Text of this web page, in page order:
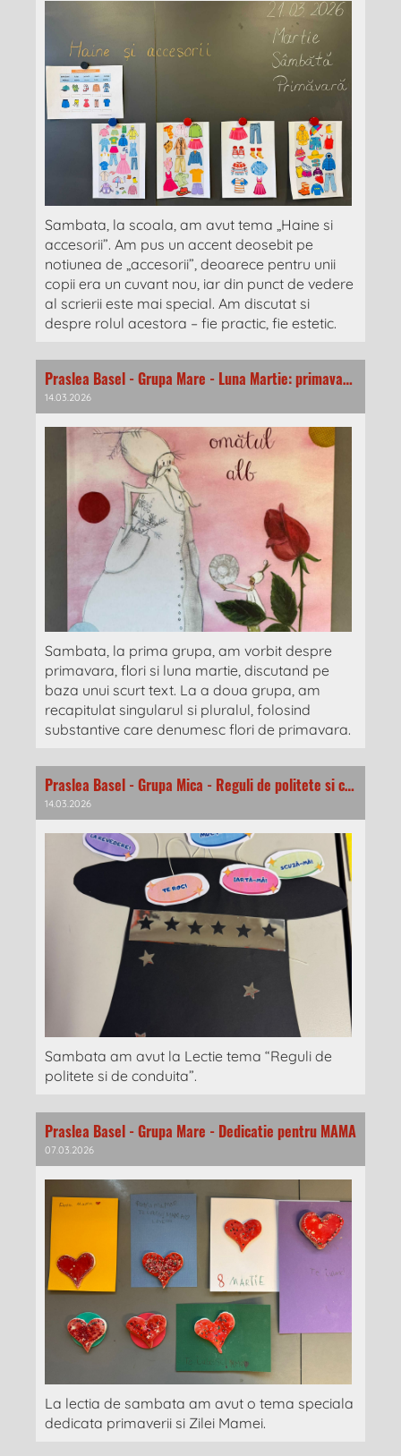
Sambata, la scoala, am avut tema „Haine si
accesorii”. Am pus un accent deosebit pe
notiunea de „accesorii”, deoarece pentru unii
copii era un cuvant nou, iar din punct de vedere
al scrierii este mai special. Am discutat si
despre rolul acestora – fie practic, fie estetic.
Praslea Basel - Grupa Mare - Luna Martie: primavara si flori
14.03.2026
Sambata, la prima grupa, am vorbit despre
primavara, flori si luna martie, discutand pe
baza unui scurt text. La a doua grupa, am
recapitulat singularul si pluralul, folosind
substantive care denumesc flori de primavara.
Praslea Basel - Grupa Mica - Reguli de politete si conduita
14.03.2026
Sambata am avut la Lectie tema “Reguli de
politete si de conduita”.
Praslea Basel - Grupa Mare - Dedicatie pentru MAMA
07.03.2026
La lectia de sambata am avut o tema speciala
dedicata primaverii si Zilei Mamei.